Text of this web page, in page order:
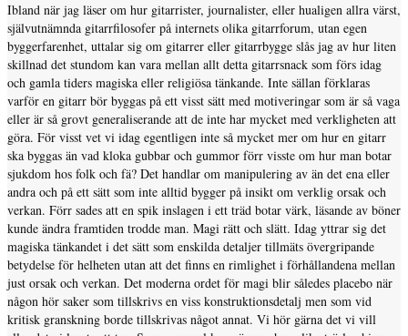
Ibland när jag läser om hur gitarrister, journalister, eller hualigen allra värst,
självutnämnda gitarrfilosofer på internets olika gitarrforum, utan egen
byggerfarenhet, uttalar sig om gitarrer eller gitarrbygge slås jag av hur liten
skillnad det stundom kan vara mellan allt detta gitarrsnack som förs idag
och gamla tiders magiska eller religiösa tänkande. Inte sällan förklaras
varför en gitarr bör byggas på ett visst sätt med motiveringar som är så vaga
eller är så grovt generaliserande att de inte har mycket med verkligheten att
göra. För visst vet vi idag egentligen inte så mycket mer om hur en gitarr
ska byggas än vad kloka gubbar och gummor förr visste om hur man botar
sjukdom hos folk och fä? Det handlar om manipulering av än det ena eller
andra och på ett sätt som inte alltid bygger på insikt om verklig orsak och
verkan. Förr sades att en spik inslagen i ett träd botar värk, läsande av böner
kunde ändra framtiden trodde man. Magi rätt och slätt. Idag yttrar sig det
magiska tänkandet i det sätt som enskilda detaljer tillmäts övergripande
betydelse för helheten utan att det finns en rimlighet i förhållandena mellan
just orsak och verkan. Det moderna ordet för magi blir således placebo när
någon hör saker som tillskrivs en viss konstruktionsdetalj men som vid
kritisk granskning borde tillskrivas något annat. Vi hör gärna det vi vill